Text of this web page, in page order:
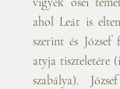
ahol Leát is
szerint és
atyja tiszteletére
szabálya).